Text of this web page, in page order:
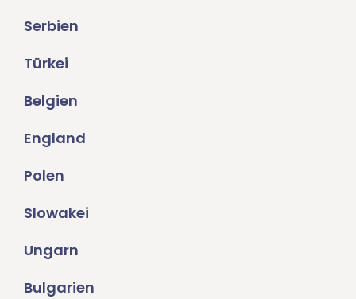
Serbien
Türkei
Belgien
England
Polen
Slowakei
Ungarn
Bulgarien